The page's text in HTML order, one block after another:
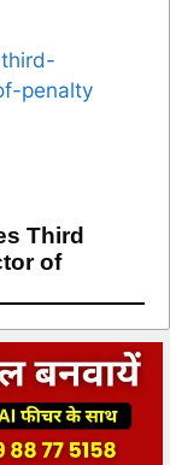
Third
of